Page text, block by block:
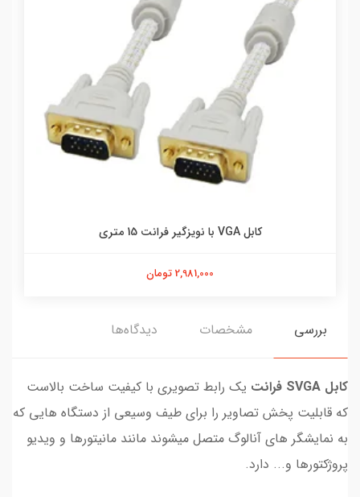
کابل VGA با نویزگیر فرانت 15 متری
2,981,000 تومان
بررسی مشخصات دیدگاه‌ها
کابل SVGA فرانت
یک رابط تصویری با کیفیت ساخت بالاست
که قابلیت پخش تصاویر را برای طیف وسیعی از دستگاه هایی که
به نمایشگر های آنالوگ متصل میشوند مانند مانیتورها و ویدیو
پروژکتورها و... دارد.